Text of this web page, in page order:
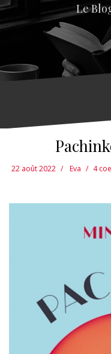
Le
22 août 2022 Eva 4